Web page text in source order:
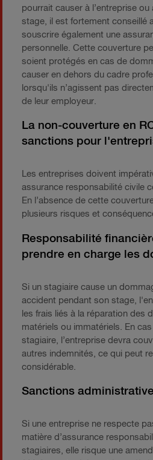
pourrait causer à l’entreprise
stage, il est fortement conseillé
souscrire également une
personnelle. Cette couverture
soient protégés en cas de
causer en dehors du cadre
lorsqu'ils n’agissent pas
de leur employeur.
La non-couverture en
sanctions pour
Les entreprises doivent
assurance responsabilité civile
En l’absence de cette
plusieurs risques et
Responsabilité
prendre en charge les
Si un stagiaire cause un
accident pendant son stage,
les frais liés à la réparation des
matériels ou immatériels. En
stagiaire, l’entreprise devra
autres indemnités, ce qui peut
considérable.
Sanctions
Si une entreprise ne respecte
matière d’assurance
stagiaires, elle risque une